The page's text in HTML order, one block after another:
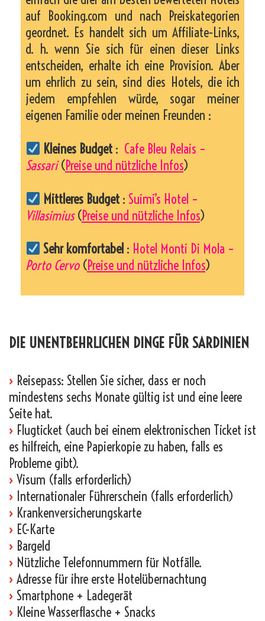
auf Booking.com und nach Preiskategorien
geordnet. Es handelt sich um Affiliate-Links,
d. h. wenn Sie sich für einen dieser Links
entscheiden, erhalte ich eine Provision. Aber
um ehrlich zu sein, sind dies Hotels, die ich
jedem empfehlen würde, sogar meiner
eigenen Familie oder meinen Freunden :
Kleines Budget : Cafe Bleu Relais –
Sassari (Preise und nützliche Infos)
Mittleres Budget : Suimi’s Hotel –
Villasimius (Preise und nützliche Infos)
Sehr komfortabel : Hotel Monti Di Mola –
Porto Cervo(Preise und nützliche Infos)
DIE UNENTBEHRLICHEN DINGE FÜR SARDINIEN
› Reisepass: Stellen Sie sicher, dass er noch
mindestens sechs Monate gültig ist und eine leere
Seite hat.
› Flugticket (auch bei einem elektronischen Ticket ist
es hilfreich, eine Papierkopie zu haben, falls es
Probleme gibt).
› Visum (falls erforderlich)
› Internationaler Führerschein (falls erforderlich)
› Krankenversicherungskarte
› EC-Karte
› Bargeld
› Nützliche Telefonnummern für Notfälle.
› Adresse für ihre erste Hotelübernachtung
› Smartphone + Ladegerät
› Kleine Wasserflasche + Snacks